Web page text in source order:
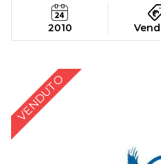
2010
VENDUTO